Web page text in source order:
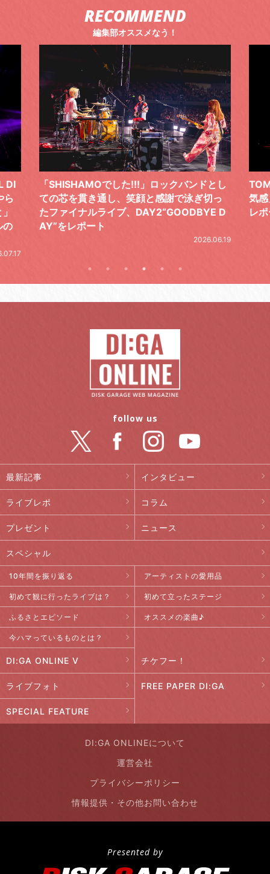
RECOMMEND
編集部オススメなう！
し
っ
D
TOMOO、３台の鍵盤で「6月から7月の空
気感」を鮮やかに描いた、FC限定ライブを
レポート
筋
の
と
最新記事 インタビュー
ライブレポ コラム
プレゼント ニュース
スペシャル
10年間を振り返る アーティストの愛用品
初めて観に行ったライブは？ 初めて立ったステージ
ふるさとエピソード オススメの楽曲♪
今ハマっているものとは？
DI:GA ONLINE V チケフー！
ライブフォト FREE PAPER DI:GA
SPECIAL FEATURE
follow us
DI:GA ONLINEについて
運営会社
プライバシーポリシー
情報提供・その他お問い合わせ
Presented by